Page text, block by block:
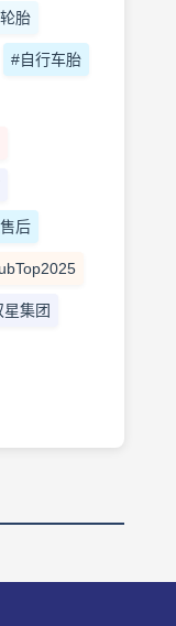
胎
#自行车胎
后
星集团